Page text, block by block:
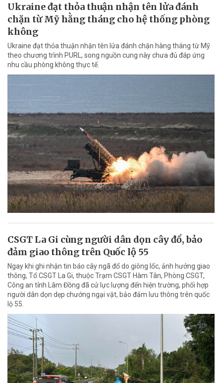
Ukraine đạt thỏa thuận nhận tên lửa đánh
chặn từ Mỹ hằng tháng cho hệ thống phòng
không
Ukraine đạt thỏa thuận nhận tên lửa đánh chặn hàng tháng từ Mỹ
theo chương trình PURL, song nguồn cung này chưa đủ đáp ứng
nhu cầu phòng không thực tế.
CSGT La Gi cùng người dân dọn cây đổ, bảo
đảm giao thông trên Quốc lộ 55
Ngay khi ghi nhận tin báo cây ngã đổ do giông lốc, ảnh hưởng giao
thông, Tổ CSGT La Gi, thuộc Trạm CSGT Hàm Tân, Phòng CSGT,
Công an tỉnh Lâm Đồng đã cử lực lượng đến hiện trường, phối hợp
người dân dọn dẹp chướng ngại vật, bảo đảm lưu thông trên quốc
lộ 55.